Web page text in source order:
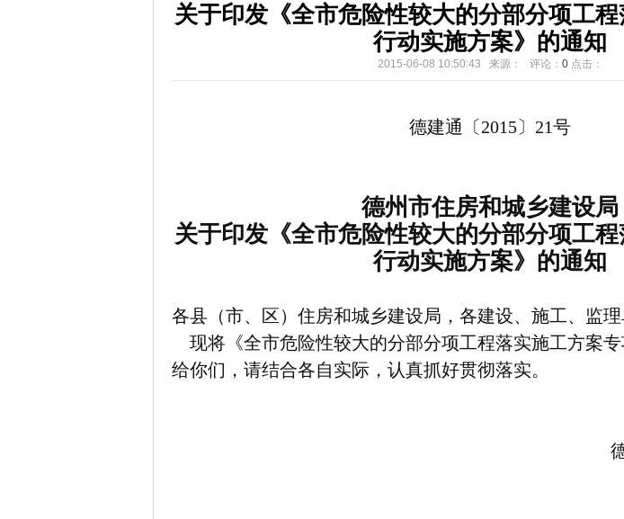
关于印发《全市危险性较大的分部分项工
行动实施方案》的通知
2015-06-08 10:50:43 来源： 评论： 0点击：
德建通〔2015〕21号
德州市住房和城乡建设局
关于印发《全市危险性较大的分部分项工
行动实施方案》的通知
各县（市、区）住房和城乡建设局，各建设、施工、监理
现将《全市危险性较大的分部分项工程落实施工方案
给你们，请结合各自实际，认真抓好贯彻落实。
德州市住